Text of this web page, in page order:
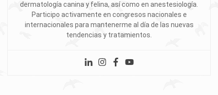
dermatología canina y felina, así como en anestesiología.
Participo activamente en congresos nacionales e
internacionales para mantenerme al día de las nuevas
tendencias y tratamientos.